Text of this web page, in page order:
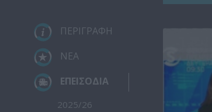
ΠΕΡΙΓΡΑΦΗ
ΝΕΑ
ΕΠΕΙΣΟΔΙΑ
2025/26